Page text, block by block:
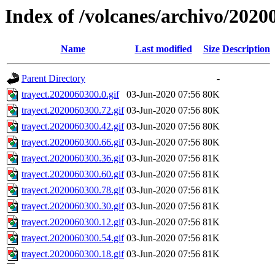
Index of /volcanes/archivo/
Name Last modified Size Description
Parent Directory
-
trayect.2020060300.0.gif
03-Jun-2020 07:56 80K
trayect.2020060300.72.gif 03-Jun-2020 07:56 80K
trayect.2020060300.42.gif 03-Jun-2020 07:56 80K
trayect.2020060300.66.gif 03-Jun-2020 07:56 80K
trayect.2020060300.36.gif 03-Jun-2020 07:56 81K
trayect.2020060300.60.gif 03-Jun-2020 07:56 81K
trayect.2020060300.78.gif 03-Jun-2020 07:56 81K
trayect.2020060300.30.gif 03-Jun-2020 07:56 81K
trayect.2020060300.12.gif 03-Jun-2020 07:56 81K
trayect.2020060300.54.gif 03-Jun-2020 07:56 81K
trayect.2020060300.18.gif 03-Jun-2020 07:56 81K